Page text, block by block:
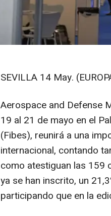
SEVILLA 14 May.
Aerospace and Defense
19 al 21 de mayo en el
(Fibes), reunirá a una
internacional, contando
como atestiguan las 159
ya se han inscrito, un
participando que en la